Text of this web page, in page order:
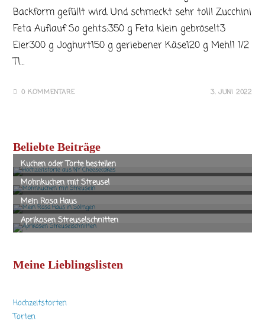
Backform gefüllt wird. Und schmeckt sehr toll! Zucchini
Feta Auflauf So gehts:350 g Feta klein gebröselt3
Eier300 g Joghurt150 g geriebener Käse120 g Mehl1 1/2
Tl…
0 KOMMENTARE 3. JUNI 2022
Beliebte Beiträge
Meine Lieblingslisten
Hochzeitstorten
Torten